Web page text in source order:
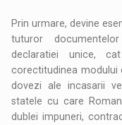
Prin urmare, devine
tuturor
declaratiei unice,
corectitudinea modului
dovezi ale incasarii
statele cu care
dublei impuneri,